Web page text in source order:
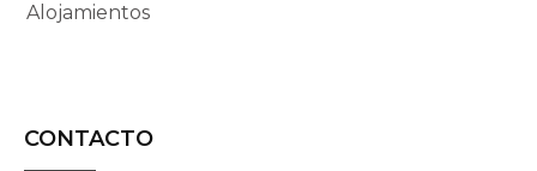
Alojamientos
CONTACTO